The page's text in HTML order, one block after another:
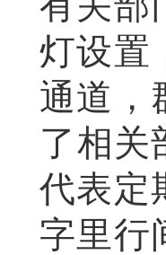
灯设置
通道，
了相
代表定
字里行